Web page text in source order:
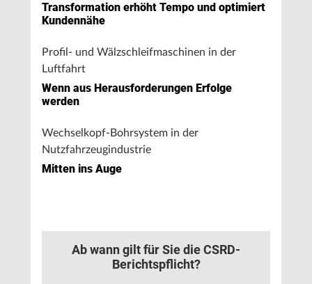
Transformation erhöht Tempo und optimiert
Kundennähe
Profil- und Wälzschleifmaschinen in der
Luftfahrt
Wenn aus Herausforderungen Erfolge
werden
Wechselkopf-Bohrsystem in der
Nutzfahrzeugindustrie
Mitten ins Auge
Ab wann gilt für Sie die CSRD-
Berichtspflicht?